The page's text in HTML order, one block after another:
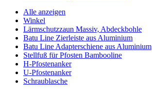
Alle anzeigen
Winkel
Lärmschutzzaun Massiv, Abdeckbohle
Batu Line Zierleiste aus Aluminium
Batu Line Adapterschiene aus Aluminium
Stellfuß für Pfosten Bambooline
H-Pfostenanker
U-Pfostenanker
Schraublasche